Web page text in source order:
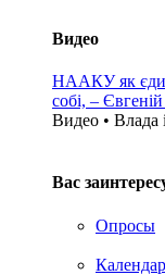
Видео
НААКУ як
собі, –
Видео • Влада
Вас
Опросы